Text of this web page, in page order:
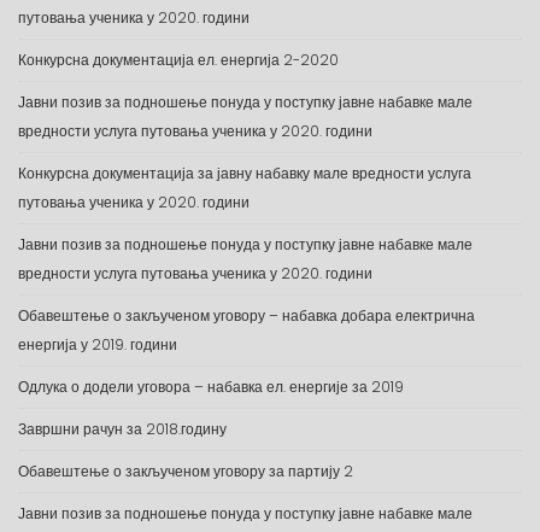
путовања ученика у 2020. години
Конкурсна документација ел. енергија 2-2020
Јавни позив за подношење понуда у поступку јавне набавке мале
вредности услуга путовања ученика у 2020. години
Конкурсна документација за јавну набавку мале вредности услуга
путовања ученика у 2020. години
Јавни позив за подношење понуда у поступку јавне набавке мале
вредности услуга путовања ученика у 2020. години
Обавештење о закљученом уговору – набавка добара електрична
енергија у 2019. години
Одлука о додели уговора – набавка ел. енергије за 2019
Завршни рачун за 2018.годину
Обавештење о закљученом уговору за партију 2
Јавни позив за подношење понуда у поступку јавне набавке мале